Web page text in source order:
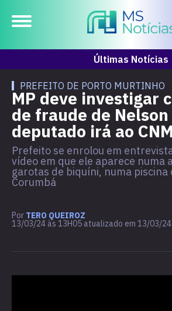
Últimas Notícias
PREFEITO DE PORTO MURTINHO
MP deve investigar
de fraude de
deputado irá ao
Prefeito se enrolou em
vídeo em que ele aparece numa
garotas de biquíni, numa piscina
Corumbá
Por TERO QUEIROZ
13/03/24 às 13H05 atualizado em 13/03/24